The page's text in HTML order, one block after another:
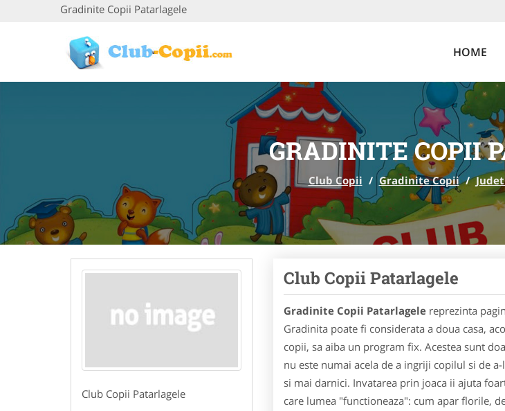
Gradinite Copii Patarlagele
HOME
GRADINITE COPII
Club Copii / Gradinite Copii /
Club Copii Patarlagele
Club Copii Patarlagele
Gradinite Copii Patarlagelereprezinta
Gradinita poate fi considerata a doua casa,
copii, sa aiba un program fix. Acestea sunt
nu este numai acela de a ingriji copilul si de
si mai darnici. Invatarea prin joaca ii ajuta
care lumea "functioneaza": cum apar florile,